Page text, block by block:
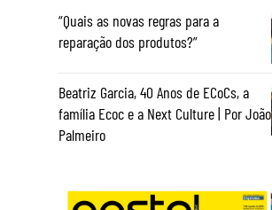
“Quais as novas regras para a
reparação dos produtos?”
Beatriz Garcia, 40 Anos de ECoCs, a
família Ecoc e a Next Culture | Por João
Palmeiro